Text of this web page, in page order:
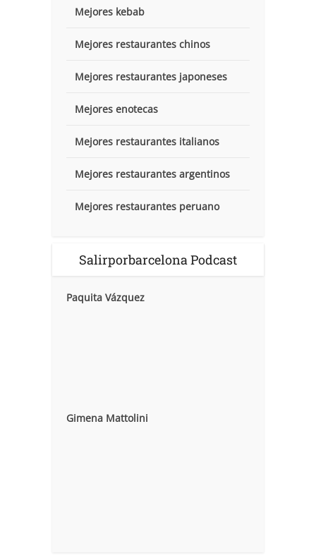
Mejores kebab
Mejores restaurantes chinos
Mejores restaurantes japoneses
Mejores enotecas
Mejores restaurantes italianos
Mejores restaurantes argentinos
Mejores restaurantes peruano
Salirporbarcelona Podcast
Paquita Vázquez
Gimena Mattolini